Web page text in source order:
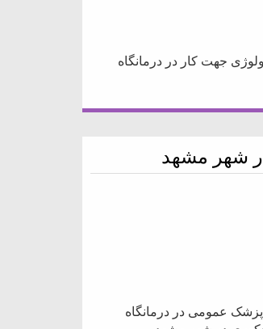
جهت کار در درمانگاه
شهر مشهد
عمومی در درمانگاه